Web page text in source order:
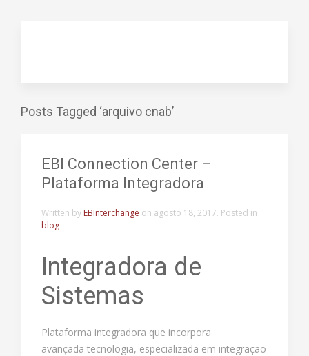
Posts Tagged ‘arquivo cnab’
EBI Connection Center –
Plataforma Integradora
Written by EBInterchange on agosto 18, 2017. Posted in
blog
Integradora de
Sistemas
Plataforma integradora que incorpora
avançada tecnologia, especializada em integração